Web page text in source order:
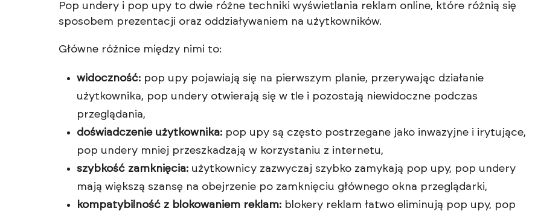
Pop undery i pop upy to dwie różne techniki wyświetlania reklam online, które różnią się
sposobem prezentacji oraz oddziaływaniem na użytkowników.
Główne różnice między nimi to:
widoczność: pop upy pojawiają się na pierwszym planie, przerywając działanie
użytkownika, pop undery otwierają się w tle i pozostają niewidoczne podczas
przeglądania,
doświadczenie użytkownika: pop upy są często postrzegane jako inwazyjne i irytujące,
pop undery mniej przeszkadzają w korzystaniu z internetu,
szybkość zamknięcia: użytkownicy zazwyczaj szybko zamykają pop upy, pop undery
mają większą szansę na obejrzenie po zamknięciu głównego okna przeglądarki,
kompatybilność z blokowaniem reklam: blokery reklam łatwo eliminują pop upy, pop